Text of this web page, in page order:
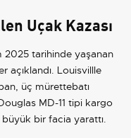
Uçak Kazası
2025 tarihinde yaşanan
açıklandı. Louisvillle
üç mürettebatı
MD-11 tipi kargo
bir facia yarattı.